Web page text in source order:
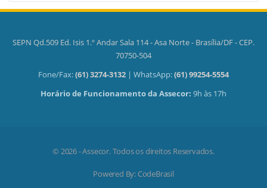
SEPN Qd.509 Ed. Isis 1.º Andar Sala 114 - Asa Norte - Brasília/DF - CEP.
70750-504
Fone/Fax:(61) 3274-3132 | WhatsApp:(61) 99254-5554
Horário de Funcionamento da Assecor: 9h às 17h
© 2026 - Assecor. Todos os direitos Reservados.
Powered By:CodeBrasil